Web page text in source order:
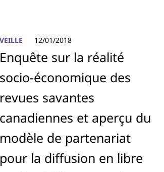
VEILLE 12/01/2018
Enquête sur la réalité
socio-économique des
revues savantes
canadiennes et aperçu du
modèle de partenariat
pour la diffusion en libre